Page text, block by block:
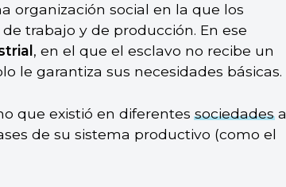
organización social en la que los
trabajo y de producción. En ese
, en el que el esclavo no recibe un
le garantiza sus necesidades básicas.
que existió en diferentessociedadesa
de su sistema productivo (como el